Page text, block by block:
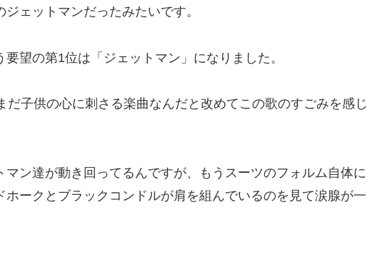
ェットマンだったみたいです。
望の第1位は「ジェットマン」になりました。
だ子供の心に刺さる楽曲なんだと改めてこの歌のすごみを感じ
マン達が動き回ってるんですが、もうスーツのフォルム自体に
ークとブラックコンドルが肩を組んでいるのを見て涙腺が一